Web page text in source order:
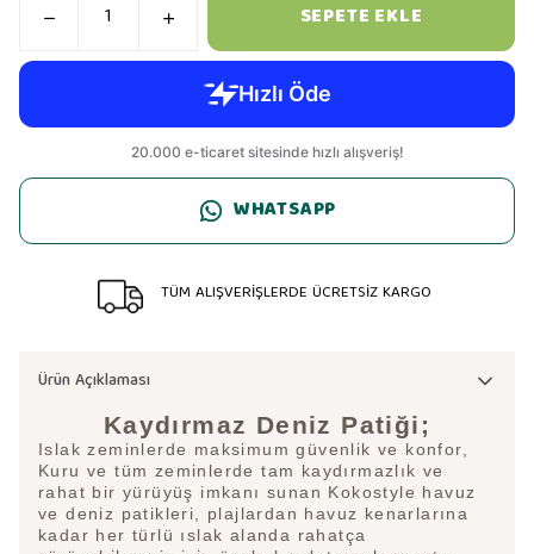
SEPETE EKLE
WHATSAPP
TÜM ALIŞVERİŞLERDE ÜCRETSİZ KARGO
Ürün Açıklaması
Kaydırmaz Deniz Patiği;
Islak zeminlerde maksimum güvenlik ve konfor,
Kuru ve tüm zeminlerde tam kaydırmazlık ve
rahat bir yürüyüş imkanı sunan Kokostyle havuz
ve deniz patikleri, plajlardan havuz kenarlarına
kadar her türlü ıslak alanda rahatça